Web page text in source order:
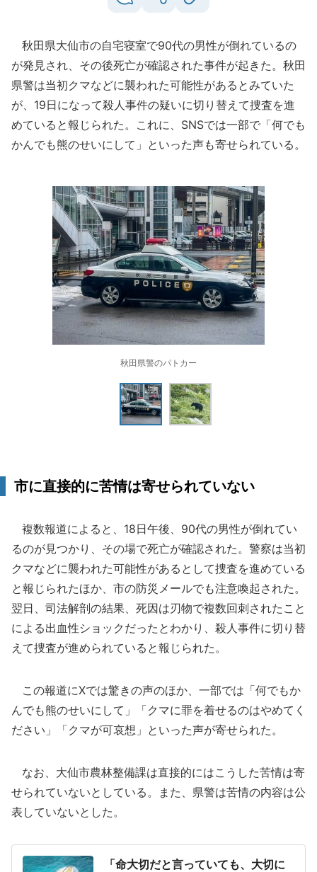
秋田県大仙市の自宅寝室で90代の男性が倒れているの
が発見され、その後死亡が確認された事件が起きた。秋田
県警は当初クマなどに襲われた可能性があるとみていた
が、19日になって殺人事件の疑いに切り替えて捜査を進
めていると報じられた。これに、SNSでは一部で「何でも
かんでも熊のせいにして」といった声も寄せられている。
秋田県警のパトカー
市に直接的に苦情は寄せられていない
複数報道によると、18日午後、90代の男性が倒れてい
るのが見つかり、その場で死亡が確認された。警察は当初
クマなどに襲われた可能性があるとして捜査を進めている
と報じられたほか、市の防災メールでも注意喚起された。
翌日、司法解剖の結果、死因は刃物で複数回刺されたこと
による出血性ショックだったとわかり、殺人事件に切り替
えて捜査が進められていると報じられた。
この報道にXでは驚きの声のほか、一部では「何でもか
んでも熊のせいにして」「クマに罪を着せるのはやめてく
ださい」「クマが可哀想」といった声が寄せられた。
なお、大仙市農林整備課は直接的にはこうした苦情は寄
せられていないとしている。また、県警は苦情の内容は公
表していないとした。
「命大切だと言っていても、大切に